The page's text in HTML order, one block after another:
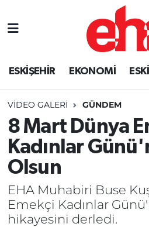
ESKİŞEHİR EKONOMİ
VIDEO GALERI GÜNDEM
8 Mart Dünya
Kadınlar
Olsun
EHA Muhabiri Buse
Emekçi Kadınlar
hikayesini derledi.